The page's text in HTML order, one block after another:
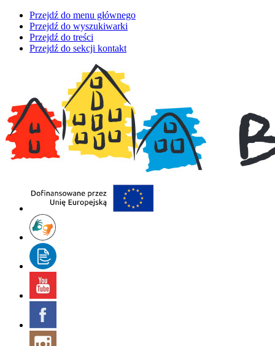
Przejdź do menu głównego
Przejdź do wyszukiwarki
Przejdź do treści
Przejdź do sekcji kontakt